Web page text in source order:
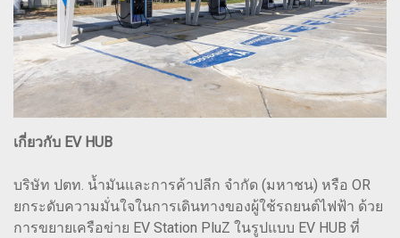
เกี่ยวกับ EV HUB
บริษัท ปตท. น้ำมันและการค้าปลีก จำกัด (มหาชน) หรือ OR
ยกระดับความมั่นใจในการเดินทางของผู้ใช้รถยนต์ไฟฟ้า ด้วย
การขยายเครือข่าย EV Station PluZ ในรูปแบบ EV HUB ที่